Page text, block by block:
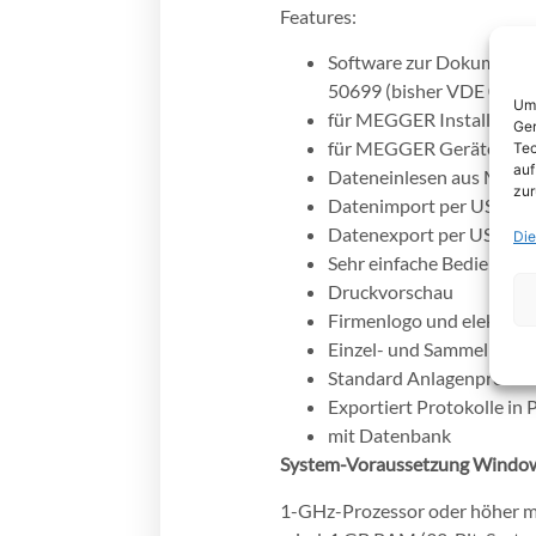
Features:
Software zur
50699 (bisher VDE
für MEGGER
für MEGGER
Dateneinlesen aus
Datenimport per USB-
Datenexport per USB-
Sehr einfache Bedienung
Druckvorschau
Firmenlogo und
Einzel- und
Standard
Exportiert Protokolle in
mit Datenbank
System-Voraussetzung
1-GHz-Prozessor oder höher